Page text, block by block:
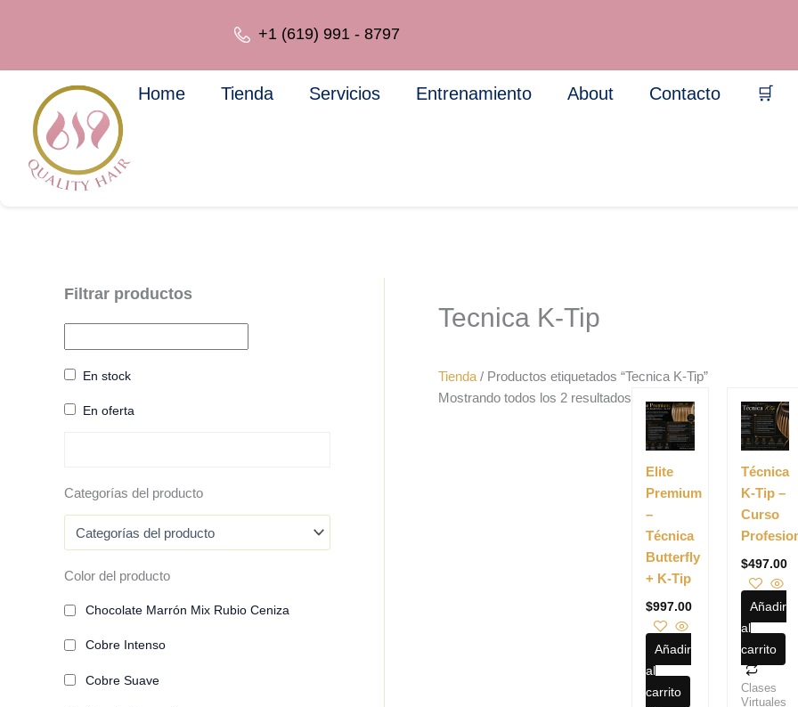
+1 (619) 991 - 8797
Home Tienda Servicios Entrenamiento About Contacto 🛒
En stock
En oferta
Categorías del producto
Color del producto
Chocolate Marrón Mix Rubio Ceniza
Cobre Intenso
Cobre Suave
Tecnica K-Tip
Tienda / Productos etiquetados “Tecnica K-Tip”
Mostrando todos los 2 resultados
Elite
Premium
–
Técnica
Butterfly
+ K-Tip
$997.00
Añadir
al
carrito
Técnica
K-Tip –
Curso
$497.00
Añadir
al
carrito
Clases
Virtuales